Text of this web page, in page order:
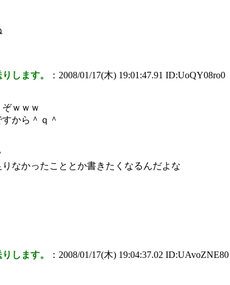
します。 ：2008/01/17(木) 19:01:47.91 ID:UoQY08ro0
ｗｗｗ
から＾ｑ＾
なかったこととか書きたくなるんだよな
します。 ：2008/01/17(木) 19:04:37.02 ID:UAvoZNE80